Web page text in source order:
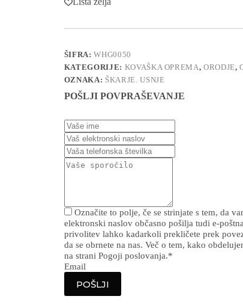
ŠIFRA:WHG0050
KATEGORIJE: KOVAŠKA OPREMA,ORODJE,
OZNAKA: ŠKARJE. USNJE
POŠLJI POVPRAŠEVANJE
Označite to polje, če se strinjate s tem, da
elektronski naslov občasno pošilja tudi e-
privolitev lahko kadarkoli prekličete prek
da se obrnete na nas. Več o tem, kako
na strani Pogoji poslovanja.*
Email
POŠLJI